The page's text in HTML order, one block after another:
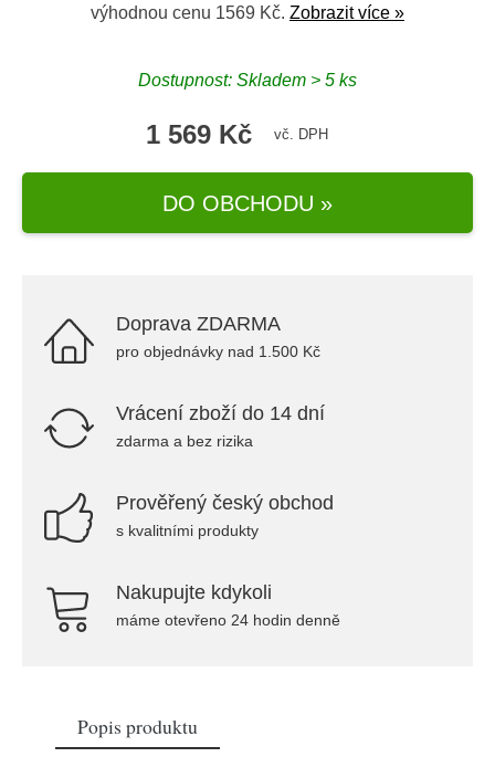
výhodnou cenu 1569 Kč. Zobrazit více »
Dostupnost: Skladem > 5 ks
1 569 Kč vč. DPH
DO OBCHODU »
Doprava ZDARMA
pro objednávky nad 1.500 Kč
Vrácení zboží do 14 dní
zdarma a bez rizika
Prověřený český obchod
s kvalitními produkty
Nakupujte kdykoli
máme otevřeno 24 hodin denně
Popis produktu